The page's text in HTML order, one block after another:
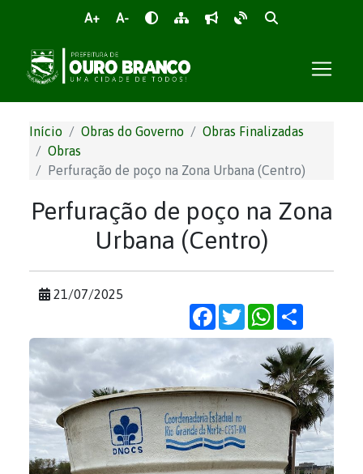
A+ A-
Início Obras do Governo
Obras Finalizadas
Obras
Perfuração de poço na Zona Urbana (Centro)
Perfuração de poço na Zona
Urbana (Centro)
21/07/2025
Facebook
TwitterWhatsApp